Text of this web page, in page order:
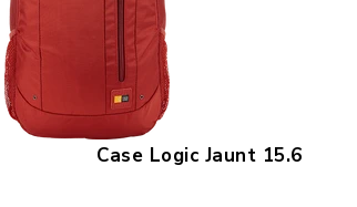
Case Logic Jaunt 15.6